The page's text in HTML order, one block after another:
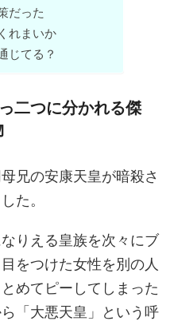
だった
れまいか
じてる？
二つに分かれる傑
兄の安康天皇が暗殺さ
た。
りえる皇族を次々にブ
をつけた女性を別の人
めてピーしてしまった
「大悪天皇」という呼